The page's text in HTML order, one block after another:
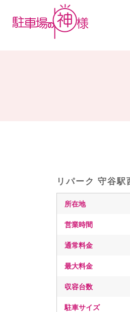
リパーク 守谷駅
所在地
営業時間
通常料金
最大料金
収容台数
駐車サイズ